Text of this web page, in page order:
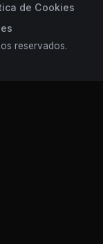
de Cookies
reservados.